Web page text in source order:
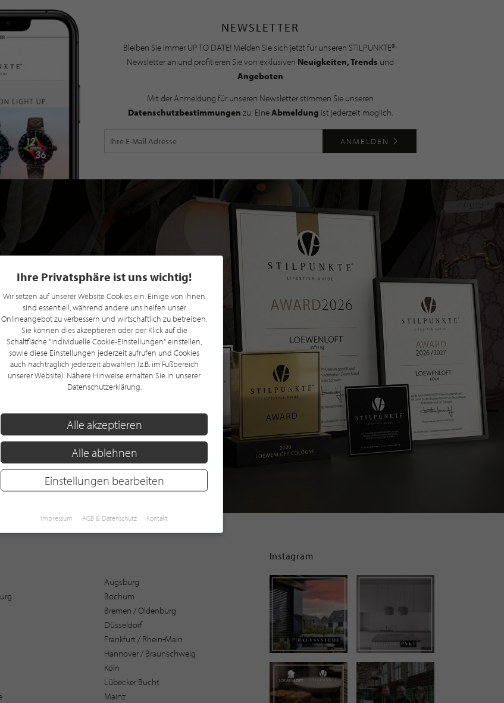
NEWSLETTER
Bleiben Sie immer UP TO DATE! Melden Sie sich jetzt für unseren STILPUNKTE®-
Newsletter an und profitieren Sie von exklusiven Neuigkeiten, Trends und
Angeboten
Mit der Anmeldung für unseren Newsletter stimmen Sie unseren
Datenschutzbestimmungen zu. EineAbmeldung ist jederzeit möglich.
ANMELDEN
GRATIS
Augsburg
Bochum
Bremen / Oldenburg
Düsseldorf
Frankfurt / Rhein-Main
Hannover / Braunschweig
Köln
Lübecker Bucht
Mainz
Instagram
Ihre Privatsphäre ist uns wichtig!
Wir setzen auf unserer Website Cookies ein. Einige von ihnen
sind essentiell, während andere uns helfen unser
Onlineangebot zu verbessern und wirtschaftlich zu betreiben.
Sie können dies akzeptieren oder per Klick auf die
Schaltfläche "Individuelle Cookie-Einstellungen" einstellen,
sowie diese Einstellungen jederzeit aufrufen und Cookies
auch nachträglich jederzeit abwählen (z.B. im Fußbereich
unserer Website). Nähere Hinweise erhalten Sie in unserer
Datenschutzerklärung.
Alle akzeptieren
Alle ablehnen
Einstellungen bearbeiten
Impressum AGB & Datenschutz Kontakt